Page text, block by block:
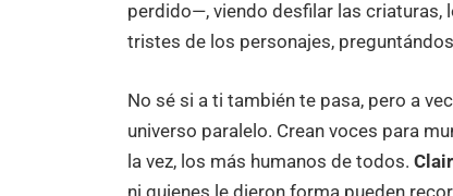
perdido—, viendo desfilar las criaturas,
tristes de los personajes,
No sé si a ti también te pasa, pero a
universo paralelo. Crean voces para
la vez, los más humanos de todos.
ni quienes le dieron forma pueden